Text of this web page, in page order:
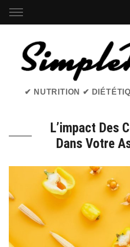
✔ NUTRITION ✔
L’impact Des
Dans Votre